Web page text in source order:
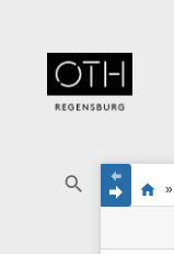
Wikiübergreifende
Schnellsuche
Sie
»